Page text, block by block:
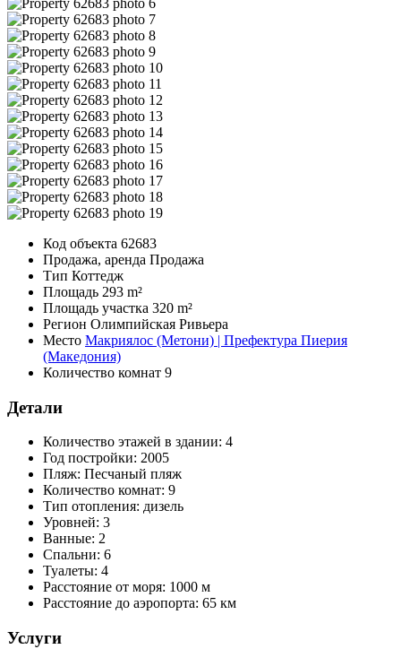
Код объекта 62683
Продажа, аренда Продажа
Тип Коттедж
Площадь 293 m²
Площадь участка 320 m²
Регион Олимпийская Ривьера
Место Макриялос (Метони) | Префектура Пиерия
(Македония)
Количество комнат 9
Детали
Количество этажей в здании: 4
Год постройки: 2005
Пляж: Песчаный пляж
Количество комнат: 9
Тип отопления: дизель
Уровней: 3
Ванные: 2
Спальни: 6
Туалеты: 4
Расстояние от моря: 1000 м
Расстояние до аэропорта: 65 км
Услуги